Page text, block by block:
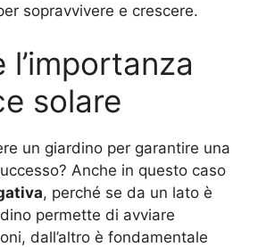
sopravvivere e crescere.
l’importanza
solare
un giardino per garantire una
Anche in questo caso
, perché se da un lato è
permette di avviare
dall’altro è fondamentale